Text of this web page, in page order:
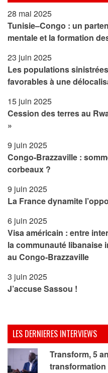
28 mai 2025
Tunisie–Congo : un
mentale et la formation
23 juin 2025
Les populations
favorables à une
15 juin 2025
Cession des terres au
»
9 juin 2025
Congo-Brazzaville :
corbeaux ?
9 juin 2025
La France dynamite
6 juin 2025
Visa américain : entre
la communauté libanaise
au Congo-Brazzaville
3 juin 2025
J’accuse Sassou !
LES DERNIERES INTERVIEWS
Transform, 5